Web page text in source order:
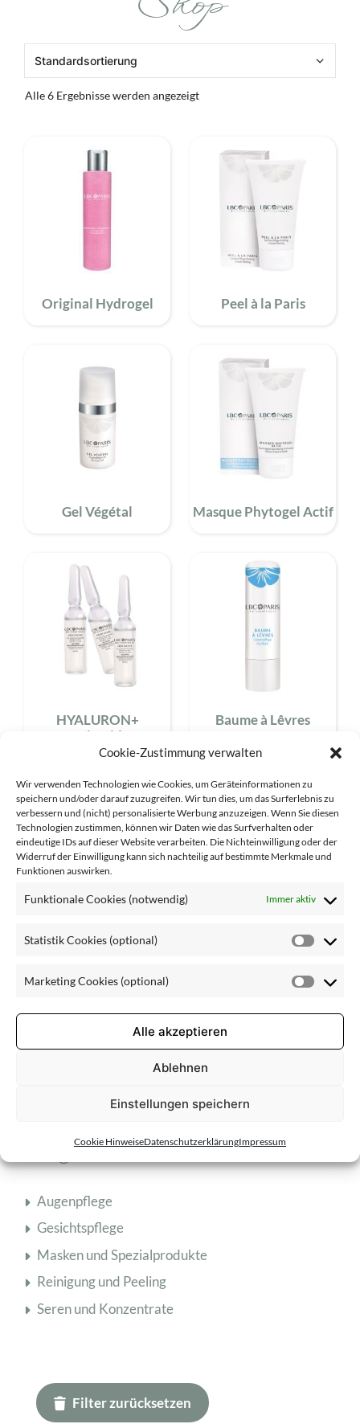
Cookie-Zustimmung verwalten
Wir verwenden Technologien wie Cookies, um Geräteinformationen zu
speichern und/oder darauf zuzugreifen. Wir tun dies, um das Surferlebnis zu
verbessern und (nicht) personalisierte Werbung anzuzeigen. Wenn Sie diesen
Technologien zustimmen, können wir Daten wie das Surfverhalten oder
eindeutige IDs auf dieser Website verarbeiten. Die Nichteinwilligung oder der
Widerruf der Einwilligung kann sich nachteilig auf bestimmte Merkmale und
Funktionen auswirken.
Funktionale Cookies (notwendig) Immer aktiv
Statistik Cookies (optional)
Marketing Cookies (optional)
Alle akzeptieren
Ablehnen
Einstellungen speichern
Cookie HinweiseDatenschutzerklärungImpressum
Alle 6 Ergebnisse werden angezeigt
Original Hydrogel Peel à la Paris
Gel Végétal Masque Phytogel Actif
HYALURON+
Fruitacide
Baume à Lêvres
Pflegebedarf
empfindliche Haut
normale Haut
Pflegebereich
Augenpflege
Gesichtspflege
Masken und Spezialprodukte
Reinigung und Peeling
Seren und Konzentrate
Filter zurücksetzen